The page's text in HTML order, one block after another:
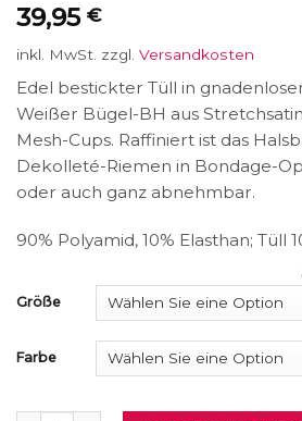
39,95 €
inkl. MwSt. zzgl. Versandkosten
Edel bestickter Tüll in
Weißer Bügel-BH aus
Mesh-Cups. Raffiniert ist das
Dekolleté-Riemen in Bondage-
oder auch ganz abnehmbar.
90% Polyamid, 10% Elasthan; Tüll
Größe
Farbe